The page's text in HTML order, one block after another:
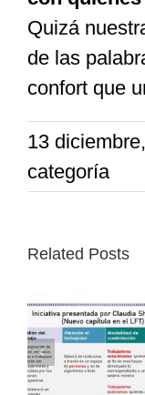
Quizá
de las
confort que
13
categoría
Related Posts